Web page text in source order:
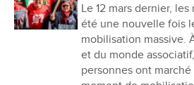
Le 12 mars dernier,
été une nouvelle fois
mobilisation massive.
et du monde
personnes ont